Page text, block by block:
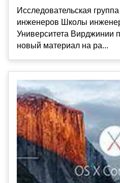
Исследовательская
инженеров Школы
Университета Вирджинии
новый материал на ра...